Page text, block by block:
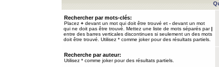
Rechercher par mots-clés:
Placez + devant un mot qui doit être trouvé et - devant un mot
qui ne doit pas être trouvé. Mettez une liste de mots séparés par|
entre des barres verticales discontinues si seulement un des mots
doit être trouvé. Utilisez * comme joker pour des résultats partiels.
Recherche par auteur:
Utilisez * comme joker pour des résultats partiels.